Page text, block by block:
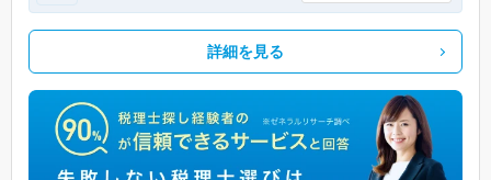
詳細を見る